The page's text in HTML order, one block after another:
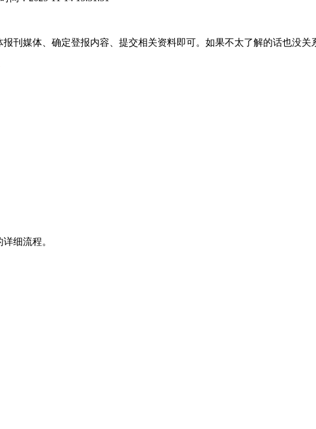
刊媒体、确定登报内容、提交相关资料即可。如果不太了解的话也没
细流程。